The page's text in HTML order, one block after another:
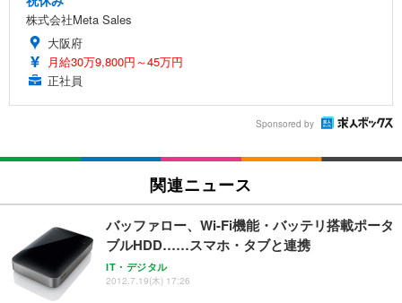
株式会社Meta Sales
大阪府
月給30万9,800円～45万円
正社員
Sponsored by
関連ニュース
バッファロー、Wi-Fi機能・バッテリ搭載ポータ
ブルHDD……スマホ・タブと連携
IT・デジタル
2012.7.19(木) 17:26